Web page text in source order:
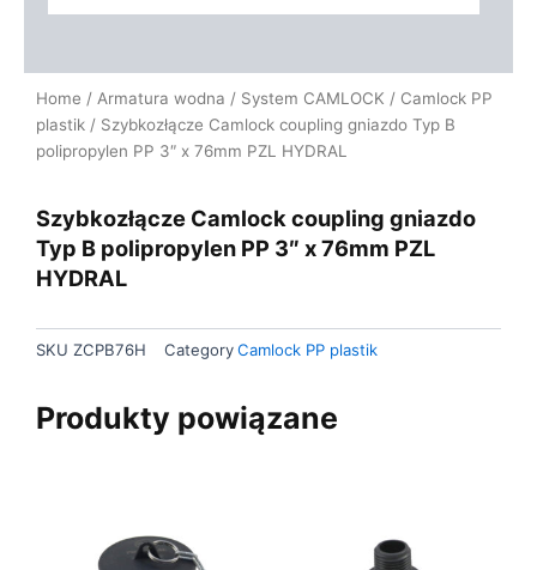
Home / Armatura wodna / System CAMLOCK / Camlock PP
plastik / Szybkozłącze Camlock coupling gniazdo Typ B
polipropylen PP 3″ x 76mm PZL HYDRAL
Szybkozłącze Camlock coupling gniazdo
Typ B polipropylen PP 3″ x 76mm PZL
HYDRAL
SKU ZCPB76H CategoryCamlock PP plastik
Produkty powiązane